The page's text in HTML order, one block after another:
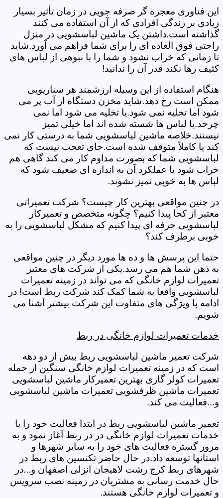
این فناوری معجزه گر صرفه جویی در زمان تأثیر بسیار
زیادی بر زندگی افرادی که از آن استفاده می کنند
گذاشته است.داشتن یک ماشین لباسشویی در منزل
راحتی فوق العاده ای را برای شما فراهم می آورد.شاید
تا زمانی که خراب نشود و شما را با نبوهی از لباس های
کثیف رها نکند قدر آن را ندانید!
هنگام استفاده از این وسیله ارزشمند هر سناریویی
ممکن است رخ دهد.شاید مخزن دستگاه از آب پر می
شود اما تخلیه نمی شود.یا تخلیه می شود اما نمی
چرخد.یا لباس ها شسته شده اند اما خیلی تمیز
نیستند.خلاصه ماشین لباسشویی شما به درستی کار نمی
کند یا کاملاً متوقف شده است.جای تعجب نیست که
لباسشویی شما که بصورت مداوم کار می کند گاهی هم
خراب شود یا عملکرد آن به اندازه ای ضعیف شود که
لباس ها به خوبی تمیز نشوند.
در چنین مواقعی بهترین کار چیست؟ شرکت تعمیراتی
معتبر از کجا پیدا کنیم؟ چگونه متخصص و تعمیرکار
لباسشویی حرفه ای پیدا کنیم که مشکل لباسشویی را به
خوبی برطرف کند؟
حتما این پرسش ها و ده ها مورد دیگر در چنین مواقعی
به ذهن شما هم می رسد.یکی از شرکت های معتبر
تعمیرات لوازم خانگی که می تواند در زمینه تعمیرات
لباسشویی واقعا به شما کمک کند شرکت ربط است! در
ادامه با ویژگی های متفاوت این شرکت بیشتر آشنا می
شویم.
خدمات تعمیرات لوازم خانگی در ربط
شرکت تعمیر ماشین لباسشویی ربط بیش از دو دهه
است که در زمینه تعمیرات لوازم خانگی سنگین از جمله
تعمیرات کولر گازی بهترین تعمیرکار ماشین لباسشویی
تعمیرات ماشین ظرفشویی تعمیرات ماشین لباسشویی
و...فعالیت می کند.
تعمیر ماشین لباسشویی ربط در ابتدا فعالیت خود را با
خدمات تعمیرات لوازم خانگی در در ربط آغاز نمود و به
مرور گستره فعالیت های خود را به سایر شهرها و
استانها توسعه داد.در حال حاضر تکنسین های ربط در
شهرهای ربط کرج رشت لاهیجان انزلی اصفهان و...در
حال خدمت رسانی به مشتریان در زمینه نصب سرویس
و تعمیرات لوازم خانگی هستند.